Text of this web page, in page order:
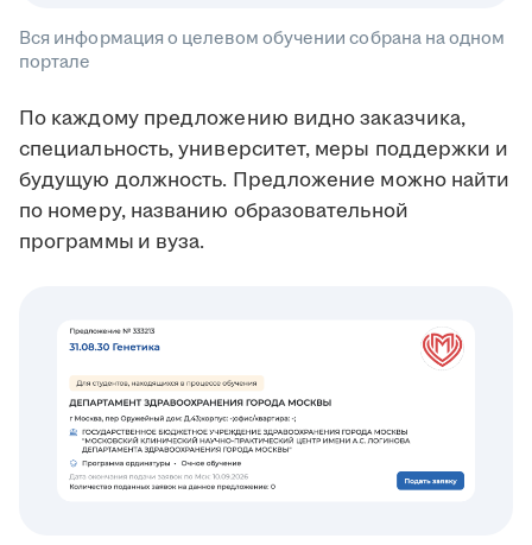
Вся информация о целевом обучении собрана на одном
портале
По каждому предложению видно заказчика,
специальность, университет, меры поддержки и
будущую должность. Предложение можно найти
по номеру, названию образовательной
программы и вуза.